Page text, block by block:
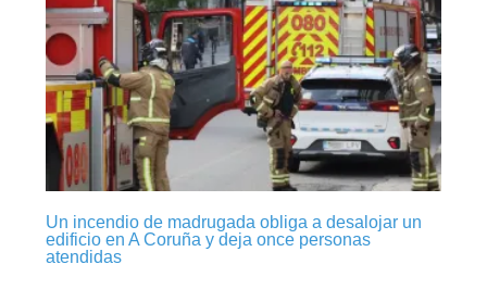
Un incendio de madrugada obliga a desalojar un
edificio en A Coruña y deja once personas
atendidas